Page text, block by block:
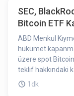
SEC,
Bitcoin ETF
ABD Menkul
hükümet
üzere spot Bitcoin
teklif hakkındaki
1dk